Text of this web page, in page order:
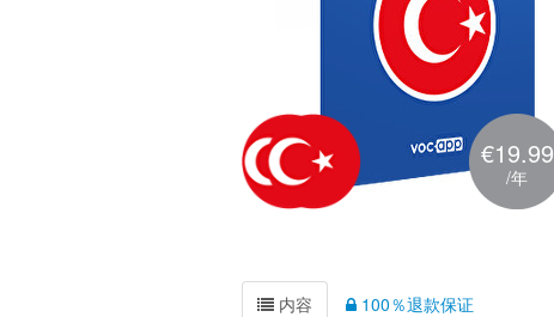
€19.99
/年
内容 100％退款保证